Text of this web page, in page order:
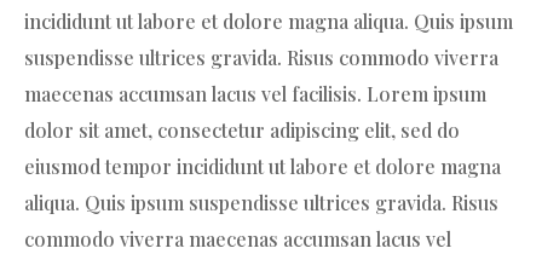
incididunt ut labore et dolore magna aliqua. Quis ipsum
suspendisse ultrices gravida. Risus commodo viverra
maecenas accumsan lacus vel facilisis. Lorem ipsum
dolor sit amet, consectetur adipiscing elit, sed do
eiusmod tempor incididunt ut labore et dolore magna
aliqua. Quis ipsum suspendisse ultrices gravida. Risus
commodo viverra maecenas accumsan lacus vel